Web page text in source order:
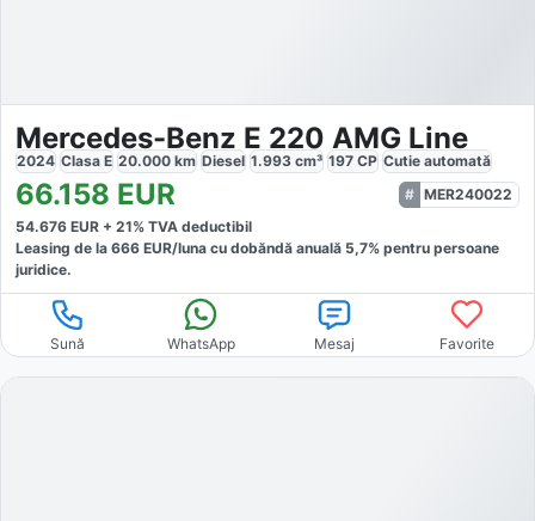
Mercedes-Benz E 220 AMG Line
2024 Clasa E 20.000 km Diesel 1.993 cm³ 197 CP Cutie automată
66.158 EUR
MER240022
54.676 EUR + 21% TVA deductibil
Leasing de la 666 EUR/luna cu dobăndă anuală 5,7% pentru persoane
juridice.
Sună WhatsApp Mesaj Favorite